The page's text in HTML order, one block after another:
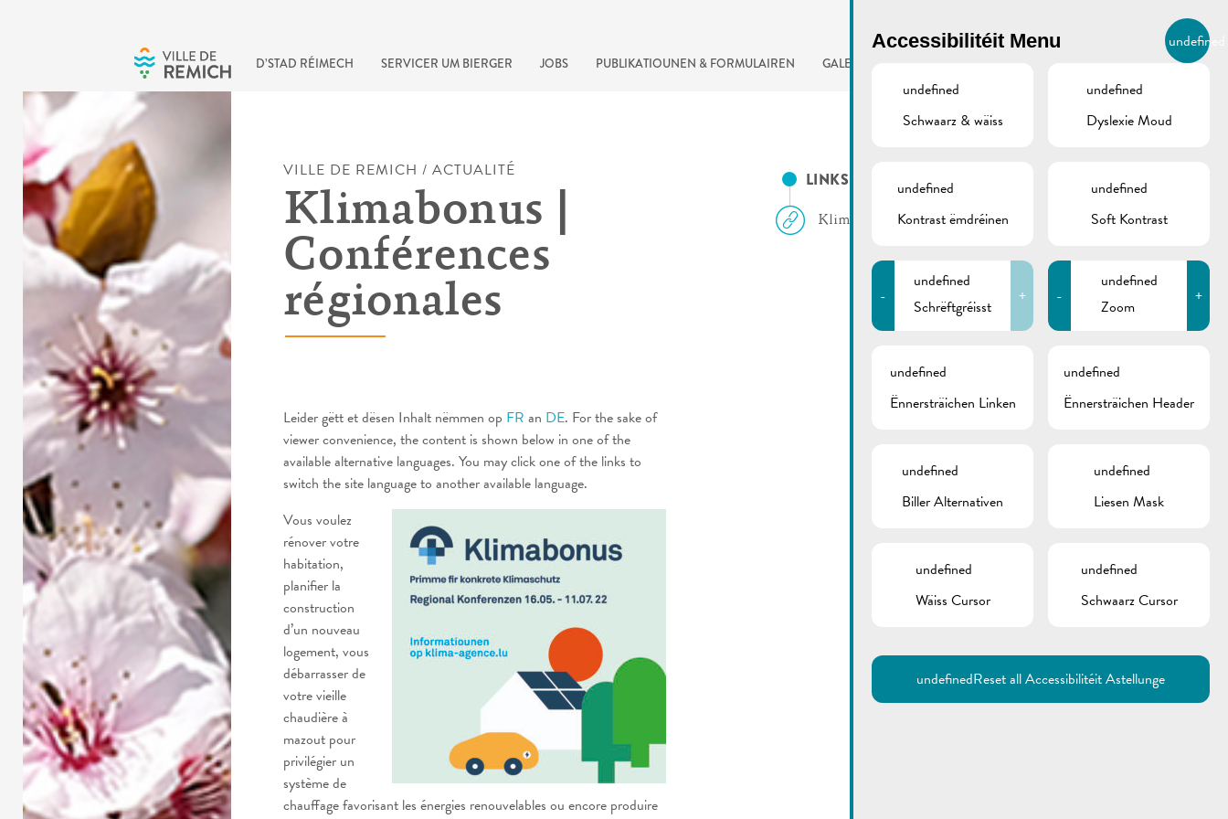
D’STAD RÉIMECH SERVICER UM BIERGER JOBS PUBLIKATIOUNEN & FORMULAIREN GALERIE LB
BIERGER.REMICH.LU
VILLE DE REMICH / ACTUALITÉ
Klimabonus |
Conférences
régionales
Leider gëtt et dësen Inhalt nëmmen op FR an DE. For the sake of
viewer convenience, the content is shown below in one of the
available alternative languages. You may click one of the links to
switch the site language to another available language.
Vous voulez
rénover votre
habitation,
planifier la
construction
d’un nouveau
logement, vous
débarrasser de
votre vieille
chaudière à
mazout pour
privilégier un
système de
chauffage favorisant les énergies renouvelables ou encore produire
LINKS
Klima-Agence
Accessibilitéit Menu undefined
undefined
Schwaarz & wäiss
undefined
Dyslexie Moud
undefined
Kontrast ëmdréinen
undefined
Soft Kontrast
-
undefined
Schrëftgréisst
+ -
undefined
Zoom
+
undefined
Ënnersträichen Linken
undefined
Ënnersträichen Header
undefined
Biller Alternativen
undefined
Liesen Mask
undefined
Wäiss Cursor
undefined
Schwaarz Cursor
undefinedReset all Accessibilitéit Astellunge